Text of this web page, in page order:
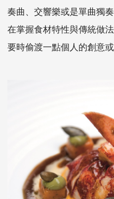
奏曲、交響樂或是單曲獨
在掌握食材特性與傳統做
要時偷渡一點個人的創意或